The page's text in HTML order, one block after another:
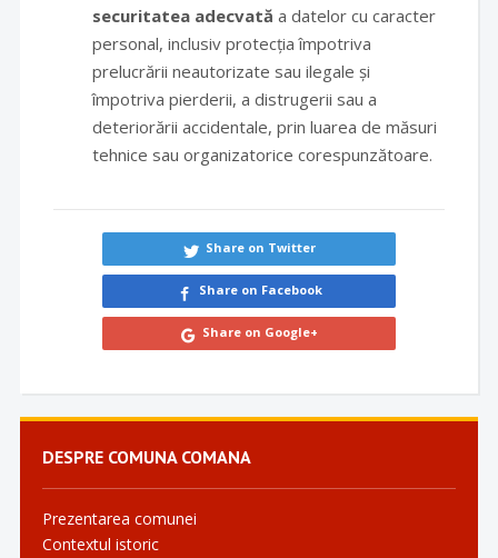
DESPRE COMUNA COMANA
Prezentarea comunei
Contextul istoric
securitatea adecvată a datelor cu caracter
personal, inclusiv protecția împotriva
prelucrării neautorizate sau ilegale și
împotriva pierderii, a distrugerii sau a
deteriorării accidentale, prin luarea de măsuri
tehnice sau organizatorice corespunzătoare.
Share on Twitter
Share on Facebook
Share on Google+